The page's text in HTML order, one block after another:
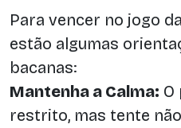
Para vencer no jogo
estão algumas
bacanas:
Mantenha a Calma: O
restrito, mas tente